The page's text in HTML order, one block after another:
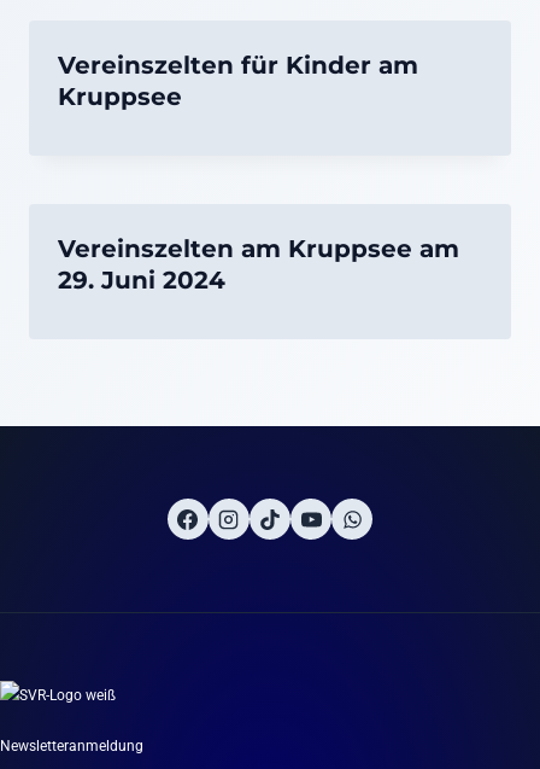
Vereinszelten für Kinder am
Kruppsee
Vereinszelten am Kruppsee am
29. Juni 2024
Newsletteranmeldung